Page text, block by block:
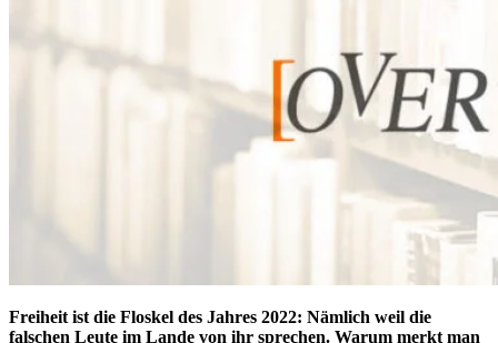
Freiheit ist die Floskel des Jahres 2022: Nämlich weil die
falschen Leute im Lande von ihr sprechen. Warum merkt man